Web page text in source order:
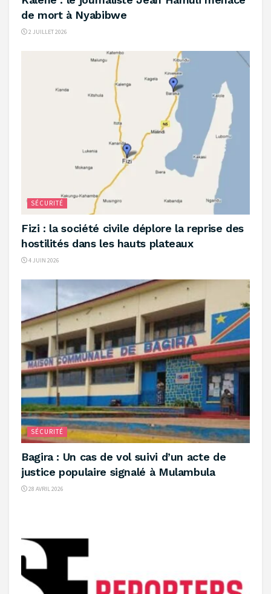
de mort à Nyabibwe ‎
2 JUILLET 2026
SÉCURITÉ
‎Fizi : la société civile déplore la reprise des
hostilités dans les hauts plateaux ‎
4 JUIN 2026
SÉCURITÉ
‎Bagira : Un cas de vol suivi d’un acte de
justice populaire signalé à Mulambula
28 AVRIL 2026